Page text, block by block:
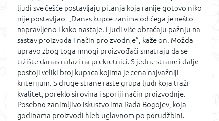
ljudi sve češće postavljaju pitanja koja ranije gotovo niko
nije postavljao. „Danas kupce zanima od čega je nešto
napravljeno i kako nastaje. Ljudi više obraćaju pažnju na
sastav proizvoda i način proizvodnje”, kaže on. Možda
upravo zbog toga mnogi proizvođači smatraju da se
tržište danas nalazi na prekretnici. S jedne strane i dalje
postoji veliki broj kupaca kojima je cena najvažniji
kriterijum. S druge strane raste grupa ljudi koja traži
kvalitet, poreklo sirovina i sporiji način proizvodnje.
Posebno zanimljivo iskustvo ima Rada Bogojev, koja
godinama proizvodi hleb uglavnom po porudžbini.